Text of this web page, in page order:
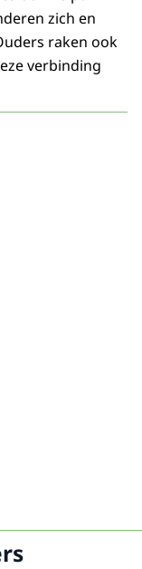
zich en
raken ook
verbinding